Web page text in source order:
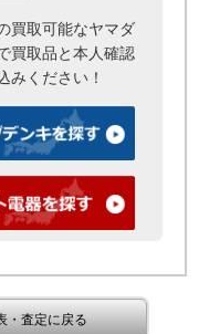
買取可能なヤマダ
買取品と本人確認
みください！
・査定に戻る